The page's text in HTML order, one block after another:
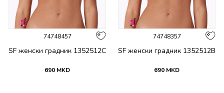
74748457
SF женски градник 1352512C
690 MKD
74748357
SF женски градник 1352512B
690 MKD